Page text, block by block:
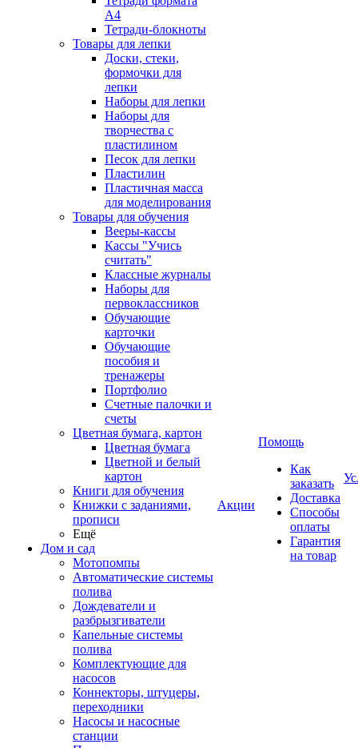
А4
Тетради-блокноты
Товары для лепки
Доски, стеки,
формочки для
лепки
Наборы для лепки
Наборы для
творчества с
пластилином
Песок для лепки
Пластилин
Пластичная масса
для моделирования
Товары для обучения
Вееры-кассы
Кассы "Учись
считать"
Классные журналы
Наборы для
первоклассников
Обучающие
карточки
Обучающие
пособия и
тренажеры
Портфолио
Счетные палочки и
счеты
Цветная бумага, картон
Цветная бумага
Цветной и белый
картон
Книги для обучения
Книжки с заданиями,
прописи
Ещё
Дом и сад
Мотопомпы
Автоматические системы
полива
Дождеватели и
разбрызгиватели
Капельные системы
полива
Комплектующие для
насосов
Коннекторы, штуцеры,
переходники
Насосы и насосные
станции
Акции
Помощь
Как
заказать
Доставка
Способы
оплаты
Гарантия
на товар